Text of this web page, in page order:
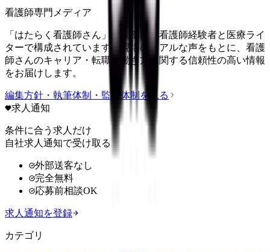
看護師専門メディア
「はたらく看護師さん」編集部は、看護師経験者と医療ライ
ターで構成されています。現場のリアルな声をもとに、看護
師さんのキャリア・転職・働き方に関する信頼性の高い情報
をお届けします。
編集方針・執筆体制・監修体制を見る
求人通知
条件に合う求人だけ
自社求人通知で受け取る
外部送客なし
完全無料
応募前相談OK
求人通知を登録
カテゴリ